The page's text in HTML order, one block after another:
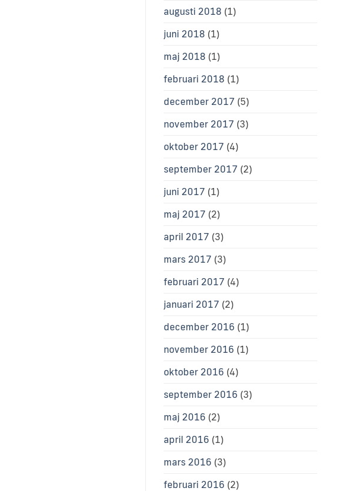
augusti 2018 (1)
juni 2018 (1)
maj 2018 (1)
februari 2018 (1)
december 2017 (5)
november 2017 (3)
oktober 2017 (4)
september 2017 (2)
juni 2017 (1)
maj 2017 (2)
april 2017 (3)
mars 2017 (3)
februari 2017 (4)
januari 2017 (2)
december 2016 (1)
november 2016 (1)
oktober 2016 (4)
september 2016 (3)
maj 2016 (2)
april 2016 (1)
mars 2016 (3)
februari 2016 (2)